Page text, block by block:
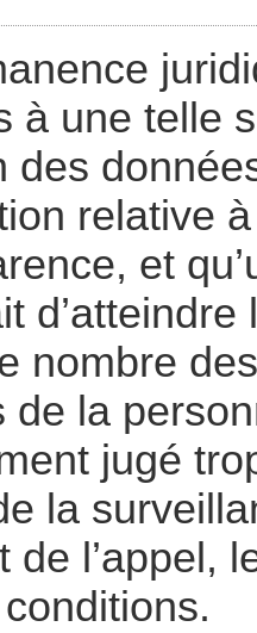
à une telle
des
relative
et
nombre
de la
jugé
la
de l’appel,